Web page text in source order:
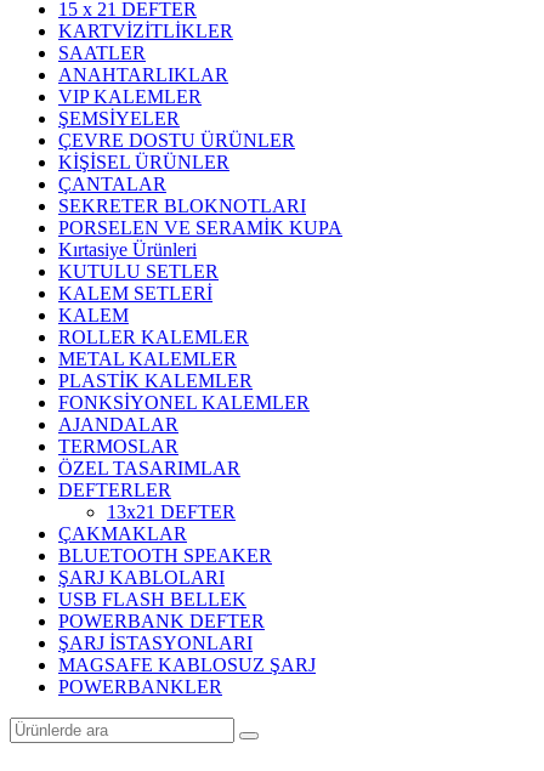
15 x 21 DEFTER
KARTVİZİTLİKLER
SAATLER
ANAHTARLIKLAR
VIP KALEMLER
ŞEMSİYELER
ÇEVRE DOSTU ÜRÜNLER
KİŞİSEL ÜRÜNLER
ÇANTALAR
SEKRETER BLOKNOTLARI
PORSELEN VE SERAMİK KUPA
Kırtasiye Ürünleri
KUTULU SETLER
KALEM SETLERİ
KALEM
ROLLER KALEMLER
METAL KALEMLER
PLASTİK KALEMLER
FONKSİYONEL KALEMLER
AJANDALAR
TERMOSLAR
ÖZEL TASARIMLAR
DEFTERLER
13x21 DEFTER
ÇAKMAKLAR
BLUETOOTH SPEAKER
ŞARJ KABLOLARI
USB FLASH BELLEK
POWERBANK DEFTER
ŞARJ İSTASYONLARI
MAGSAFE KABLOSUZ ŞARJ
POWERBANKLER